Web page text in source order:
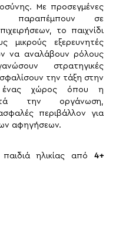
Με προσεγμένες
παραπέμπουν σε
το παιχνίδι
μικρούς εξερευνητές
να αναλάβουν ρόλους
στρατηγικές
την τάξη στην
ένας χώρος όπου η
την οργάνωση,
περιβάλλον για
αφηγήσεων.
ηλικίας από 4+